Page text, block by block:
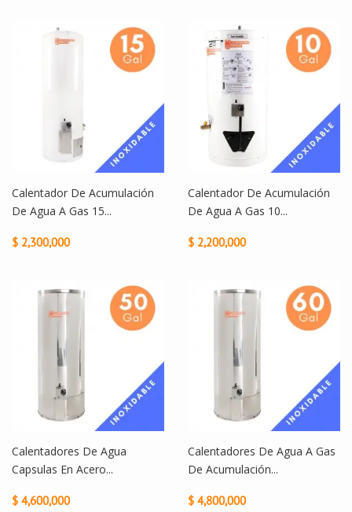
Calentador De Acumulación
De Agua A Gas 15...
$ 2,300,000
Calentador De Acumulación
De Agua A Gas 10...
$ 2,200,000
Calentadores De Agua
Capsulas En Acero...
$ 4,600,000
Calentadores De Agua A Gas
De Acumulación...
$ 4,800,000